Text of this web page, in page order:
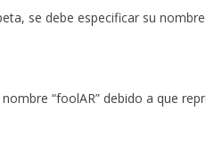
se debe especificar su
“foolAR” debido a que